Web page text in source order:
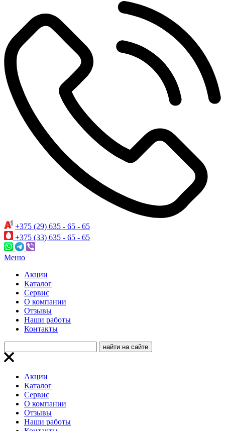
+375 (29) 635 - 65 - 65
+375 (33) 635 - 65 - 65
Меню
Акции
Каталог
Сервис
О компании
Отзывы
Наши работы
Контакты
Акции
Каталог
Сервис
О компании
Отзывы
Наши работы